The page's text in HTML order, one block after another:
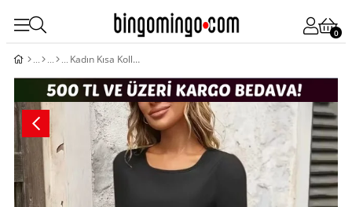
0
Kadın Kısa Kollu Kayık Yaka önü Asimetrik Detaylı Kısa Sandy Bluz Ve Pantolon Ikili Takım